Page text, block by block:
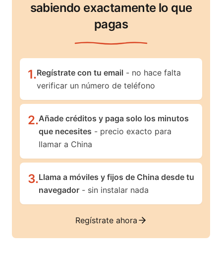
sabiendo exactamente lo que
pagas
1.Regístrate con tu email - no hace falta
verificar un número de teléfono
2.Añade créditos y paga solo los minutos
que necesites - precio exacto para
llamar a China
3.Llama a móviles y fijos de China desde tu
navegador - sin instalar nada
Regístrate ahora